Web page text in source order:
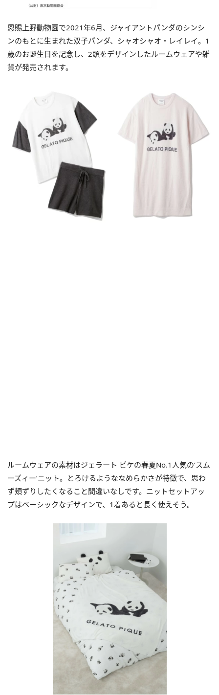
恩賜上野動物園で2021年6月、ジャイアントパンダのシンシ
ンのもとに生まれた双子パンダ、シャオシャオ・レイレイ。1
歳のお誕生日を記念し、2頭をデザインしたルームウェアや雑
貨が発売されます。
ルームウェアの素材はジェラート ピケの春夏No.1人気の‘スム
ーズィー’ニット。とろけるようななめらかさが特徴で、思わ
ず頬ずりしたくなること間違いなしです。ニットセットアッ
プはベーシックなデザインで、1着あると⻑く使えそう。